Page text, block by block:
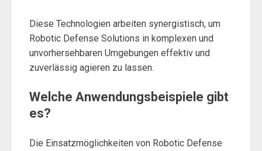
Diese Technologien arbeiten synergistisch, um
Robotic Defense Solutions in komplexen und
unvorhersehbaren Umgebungen effektiv und
zuverlässig agieren zu lassen.
Welche Anwendungsbeispiele gibt
es?
Die Einsatzmöglichkeiten von Robotic Defense